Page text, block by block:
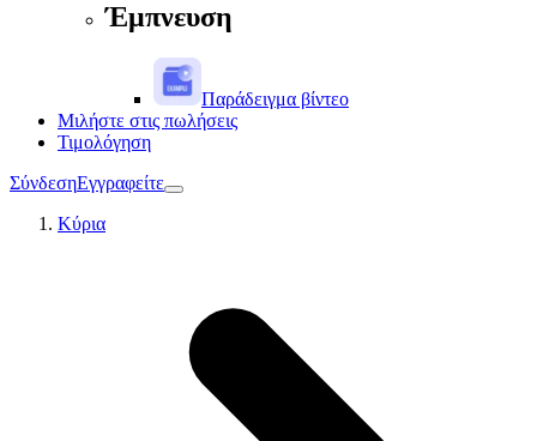
Έμπνευση
Παράδειγμα βίντεο
Μιλήστε στις πωλήσεις
Τιμολόγηση
ΣύνδεσηΕγγραφείτε
Κύρια